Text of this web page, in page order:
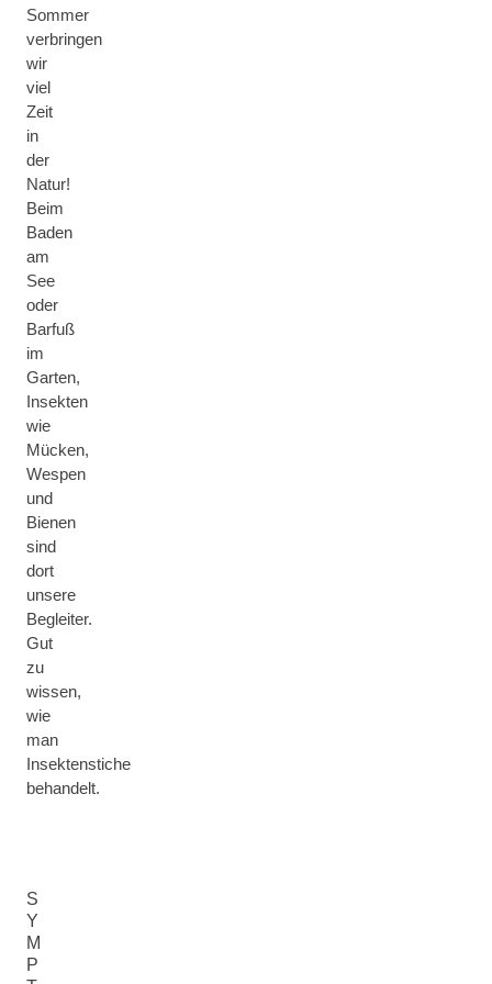
Sommer
verbringen
wir
viel
Zeit
in
der
Natur!
Beim
Baden
am
See
oder
Barfuß
im
Garten,
Insekten
wie
Mücken,
Wespen
und
Bienen
sind
dort
unsere
Begleiter.
Gut
zu
wissen,
wie
man
Insektenstiche
behandelt.
S
Y
M
P